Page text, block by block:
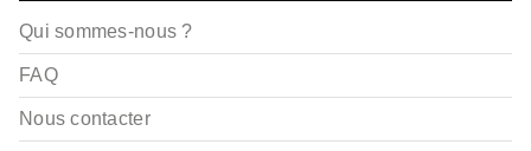
Qui sommes-nous ?
FAQ
Nous contacter